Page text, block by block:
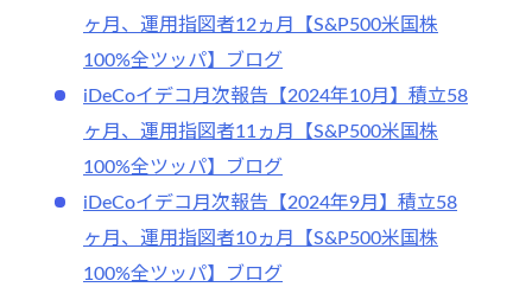
ヶ月、運用指図者12ヵ月【S&P500米国株
100%全ツッパ】ブログ
iDeCoイデコ月次報告【2024年10月】積立58
ヶ月、運用指図者11ヵ月【S&P500米国株
100%全ツッパ】ブログ
iDeCoイデコ月次報告【2024年9月】積立58
ヶ月、運用指図者10ヵ月【S&P500米国株
100%全ツッパ】ブログ